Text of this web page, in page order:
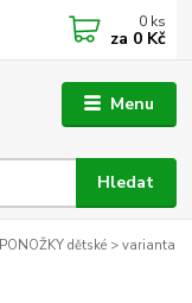
Menu
Hledat
0 ks
za 0 Kč
PONOŽKY dětské > varianta